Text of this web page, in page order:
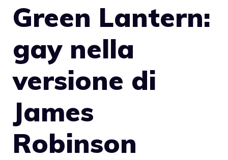
Green Lantern:
gay nella
versione di
James
Robinson